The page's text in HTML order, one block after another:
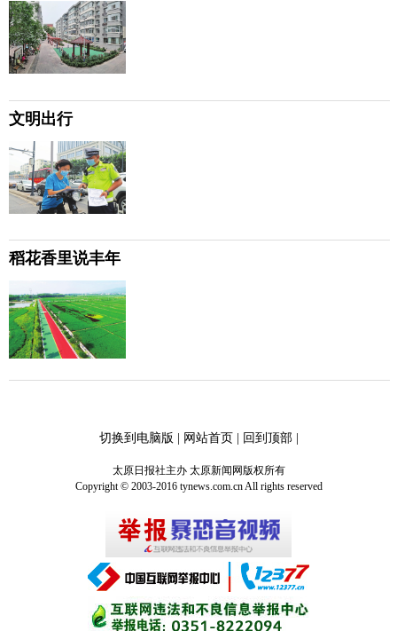
文明出行
稻花香里说丰年
切换到电脑版 | 网站首页| 回到顶部|
太原日报社主办 太原新闻网版权所有
Copyright © 2003-2016 tynews.com.cn All rights reserved